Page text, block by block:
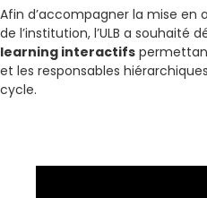
Afin d’accompagner la mise
de l’institution, l’ULB a souhaité
learning interactifs
et les responsables
cycle.